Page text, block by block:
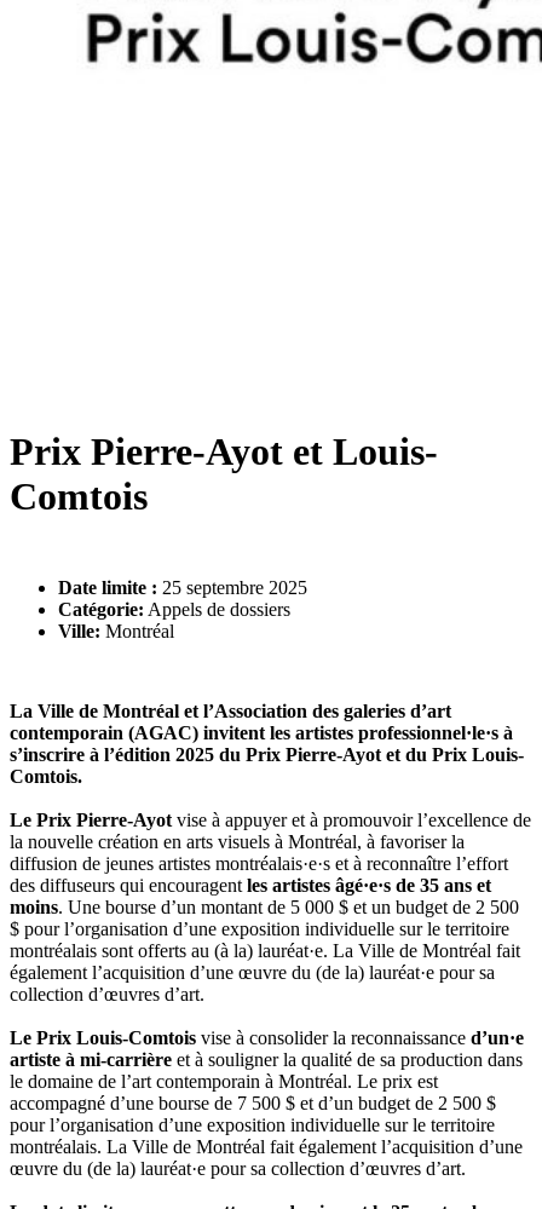
Prix Pierre-Ayot et Louis-
Comtois
Date limite : 25 septembre 2025
Catégorie: Appels de dossiers
Ville: Montréal
La Ville de Montréal et l’Association des galeries d’art
contemporain (AGAC) invitent les artistes professionnel·le·s à
s’inscrire à l’édition 2025 du Prix Pierre-Ayot et du Prix Louis-
Comtois.
Le Prix Pierre-Ayotvise à appuyer et à promouvoir l’excellence de
la nouvelle création en arts visuels à Montréal, à favoriser la
diffusion de jeunes artistes montréalais·e·s et à reconnaître l’effort
des diffuseurs qui encouragentles artistes âgé·e·s de 35 ans et
moins. Une bourse d’un montant de 5 000 $ et un budget de 2 500
$ pour l’organisation d’une exposition individuelle sur le territoire
montréalais sont offerts au (à la) lauréat·e. La Ville de Montréal fait
également l’acquisition d’une œuvre du (de la) lauréat·e pour sa
collection d’œuvres d’art.
Le Prix Louis-Comtois vise à consolider la reconnaissance d’un·e
artiste à mi-carrière et à souligner la qualité de sa production dans
le domaine de l’art contemporain à Montréal. Le prix est
accompagné d’une bourse de 7 500 $ et d’un budget de 2 500 $
pour l’organisation d’une exposition individuelle sur le territoire
montréalais. La Ville de Montréal fait également l’acquisition d’une
œuvre du (de la) lauréat·e pour sa collection d’œuvres d’art.